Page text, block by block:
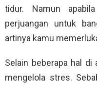
tidur. Namun
perjuangan untuk
artinya kamu
Selain beberapa hal di
mengelola stres.